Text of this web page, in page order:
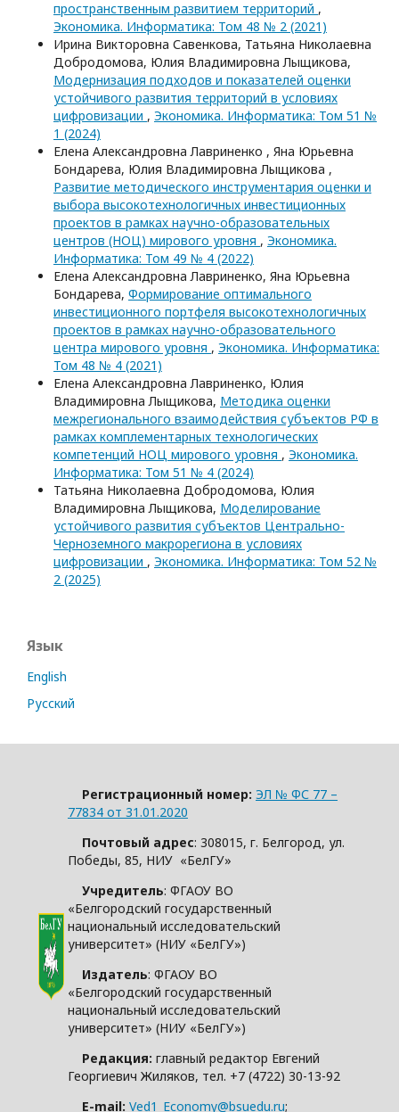
пространственным развитием территорий ,
Экономика. Информатика: Том 48 № 2 (2021)
Ирина Викторовна Савенкова, Татьяна Николаевна
Добродомова, Юлия Владимировна Лыщикова,
Модернизация подходов и показателей оценки
устойчивого развития территорий в условиях
цифровизации , Экономика. Информатика: Том 51 №
1 (2024)
Елена Александровна Лавриненко , Яна Юрьевна
Бондарева, Юлия Владимировна Лыщикова ,
Развитие методического инструментария оценки и
выбора высокотехнологичных инвестиционных
проектов в рамках научно-образовательных
центров (НОЦ) мирового уровня , Экономика.
Информатика: Том 49 № 4 (2022)
Елена Александровна Лавриненко, Яна Юрьевна
Бондарева, Формирование оптимального
инвестиционного портфеля высокотехнологичных
проектов в рамках научно-образовательного
центра мирового уровня , Экономика. Информатика:
Том 48 № 4 (2021)
Елена Александровна Лавриненко, Юлия
Владимировна Лыщикова, Методика оценки
межрегионального взаимодействия субъектов РФ в
рамках комплементарных технологических
компетенций НОЦ мирового уровня , Экономика.
Информатика: Том 51 № 4 (2024)
Татьяна Николаевна Добродомова, Юлия
Владимировна Лыщикова, Моделирование
устойчивого развития субъектов Центрально-
Черноземного макрорегиона в условиях
цифровизации , Экономика. Информатика: Том 52 №
2 (2025)
Язык
English
Русский
Регистрационный номер: ЭЛ № ФС 77 –
77834 от 31.01.2020
Почтовый адрес: 308015, г. Белгород, ул.
Победы, 85, НИУ «БелГУ»
Учредитель: ФГАОУ ВО
«Белгородский государственный
национальный исследовательский
университет» (НИУ «БелГУ»)
Издатель: ФГАОУ ВО
«Белгородский государственный
национальный исследовательский
университет» (НИУ «БелГУ»)
Редакция: главный редактор Евгений
Георгиевич Жиляков, тел. +7 (4722) 30-13-92
E-mail: Ved1_Economy@bsuedu.ru;